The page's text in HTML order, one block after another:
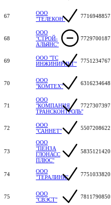
67
ООО
"ТЕЛЕКОН"
7716948857
68
ООО
"СТРОЙ-
АЛЬЯНС"
7729700187
69
ООО "ТС
ИНЖИНИРИНГ"
7751234767
70
ООО
"КОМТЕХ"
6316234648
71
ООО
"КОМПАНИЯ
ТРАНСКОНТРОЛЬ"
7727307397
72
ООО
"САННЕТ"
5507208622
73
ООО
"ПЕНЗА
ГЛОНАСС
ПЛЮС"
5835121420
74
ООО
"ТЕРАЛИНК"
7751033820
75
ООО
"СВЭСТ"
7811790850